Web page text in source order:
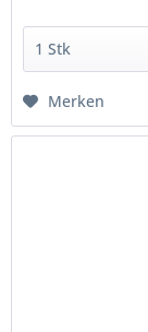
Merken